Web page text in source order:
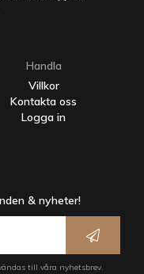
Handla
Villkor
Kontakta oss
Logga in
& nyheter!
till våra nyhetsbrev.